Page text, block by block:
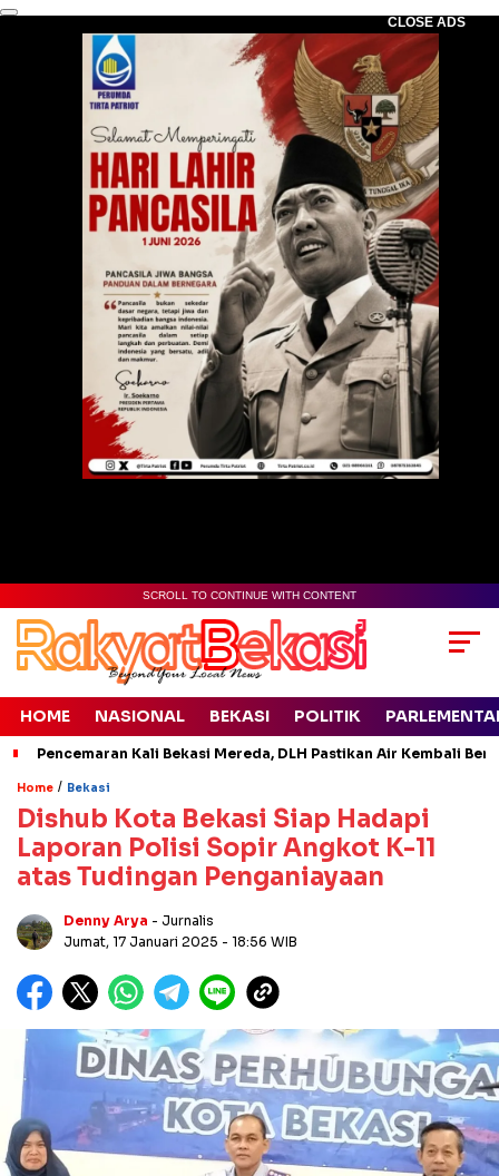
CLOSE ADS
SCROLL TO CONTINUE WITH CONTENT
HOME NASIONAL BEKASI POLITIK
Pencemaran Kali Bekasi Mereda, DLH Pastikan Air Kembali
Home / Bekasi
Dishub Kota Bekasi Siap Hadapi
Laporan Polisi Sopir Angkot K-11
atas Tudingan Penganiayaan
Denny Arya - Jurnalis
Jumat, 17 Januari 2025 - 18:56 WIB